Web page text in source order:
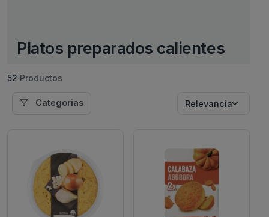
Platos preparados calientes
52 Productos
Categorias